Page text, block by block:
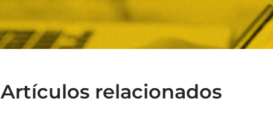
Artículos relacionados